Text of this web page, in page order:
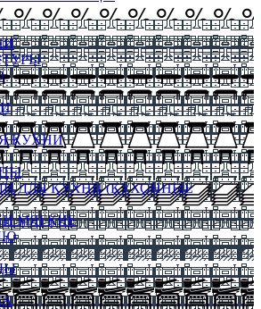
КУХНИ
ДЛЯ КУХНИ (КУХОННЫЕ
МЯГКИЕ